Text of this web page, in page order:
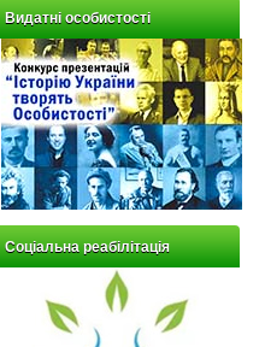
Видатні особистості
Соціальна реабілітація